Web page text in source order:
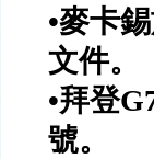
•麥卡
文件。
•拜登
號。